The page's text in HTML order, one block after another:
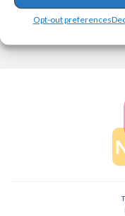
Opt-out preferences